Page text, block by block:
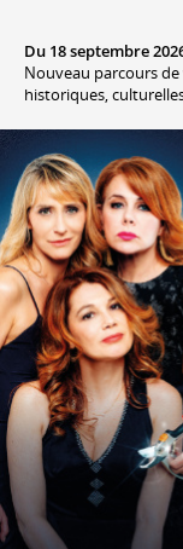
Du 18 septembre
Nouveau parcours
historiques,